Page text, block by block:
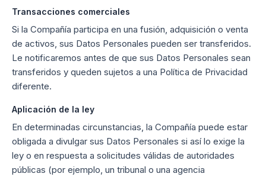
Transacciones comerciales
Si la Compañía participa en una fusión, adquisición o venta
de activos, sus Datos Personales pueden ser transferidos.
Le notificaremos antes de que sus Datos Personales sean
transferidos y queden sujetos a una Política de Privacidad
diferente.
Aplicación de la ley
En determinadas circunstancias, la Compañía puede estar
obligada a divulgar sus Datos Personales si así lo exige la
ley o en respuesta a solicitudes válidas de autoridades
públicas (por ejemplo, un tribunal o una agencia